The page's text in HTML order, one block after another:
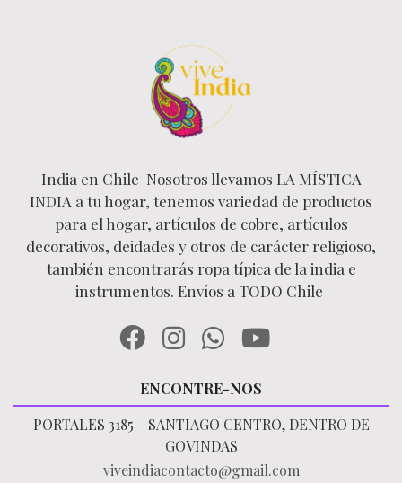
India en Chile Nosotros llevamos LA MÍSTICA
INDIA a tu hogar, tenemos variedad de productos
para el hogar, artículos de cobre, artículos
decorativos, deidades y otros de carácter religioso,
también encontrarás ropa típica de la india e
instrumentos. Envíos a TODO Chile
ENCONTRE-NOS
PORTALES 3185 - SANTIAGO CENTRO, DENTRO DE
GOVINDAS
viveindiacontacto@gmail.com